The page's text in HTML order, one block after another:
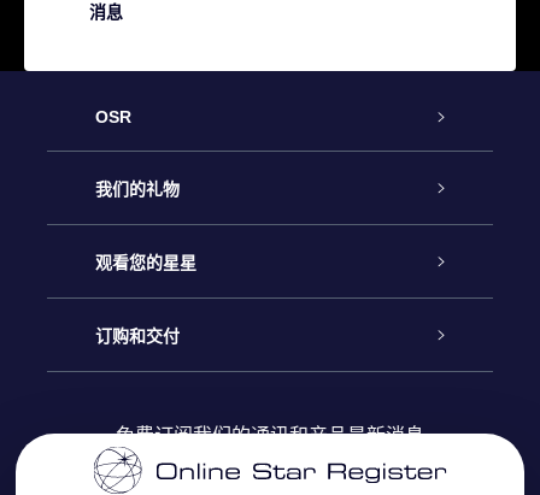
消息
OSR
客户服务
联系我们
博客
评论
我们的礼物
Online Star礼物
OSR 礼物包
OSR 礼物卡
观看您的星星
Online Star Register
个性化的Star Page
订购和交付
付款信息
免费订阅我们的通讯和产品最新消息